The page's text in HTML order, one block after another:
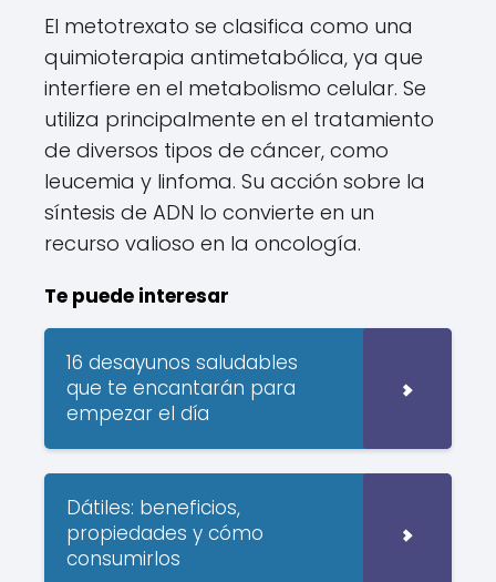
El metotrexato se clasifica como una
quimioterapia antimetabólica, ya que
interfiere en el metabolismo celular. Se
utiliza principalmente en el tratamiento
de diversos tipos de cáncer, como
leucemia y linfoma. Su acción sobre la
síntesis de ADN lo convierte en un
recurso valioso en la oncología.
Te puede interesar
16 desayunos saludables
que te encantarán para
empezar el día
Dátiles: beneficios,
propiedades y cómo
consumirlos